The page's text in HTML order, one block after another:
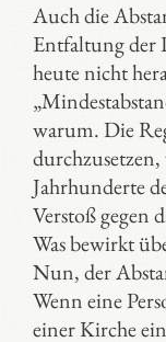
Auch die
Entfaltung der
heute nicht
warum. Die
Jahrhunderte
Verstoß gegen
Was bewirkt
Nun, der
Wenn eine
einer Kirche